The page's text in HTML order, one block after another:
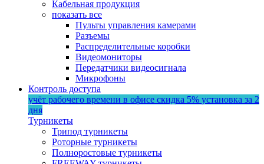
Кабельная продукция
показать все
Пульты управления камерами
Разъемы
Распределительные коробки
Видеомониторы
Передатчики видеосигнала
Микрофоны
Контроль доступа
учёт рабочего времени в офисе скидка 5% установка за 2
дня
Турникеты
Трипод турникеты
Роторные турникеты
Полноростовые турникеты